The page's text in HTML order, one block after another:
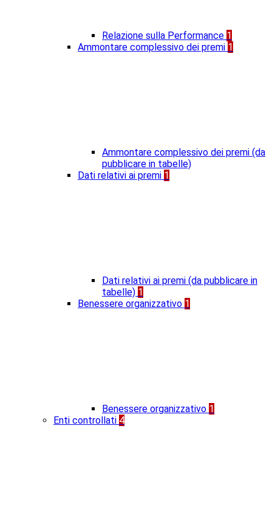
Relazione sulla Performance 1
Ammontare complessivo dei premi 1
Ammontare complessivo dei premi (da
pubblicare in tabelle)
Dati relativi ai premi 1
Dati relativi ai premi (da pubblicare in
tabelle) 1
Benessere organizzativo 1
Benessere organizzativo 1
Enti controllati 4